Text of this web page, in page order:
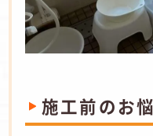
施工前のお